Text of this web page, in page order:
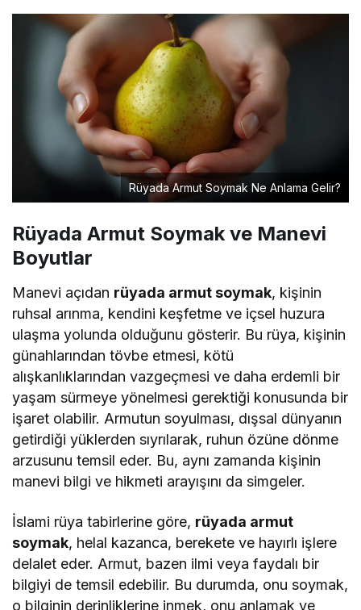
Rüyada Armut Soymak Ne Anlama Gelir?
Rüyada Armut Soymak ve Manevi
Boyutlar
Manevi açıdan rüyada armut soymak, kişinin
ruhsal arınma, kendini keşfetme ve içsel huzura
ulaşma yolunda olduğunu gösterir. Bu rüya, kişinin
günahlarından tövbe etmesi, kötü
alışkanlıklarından vazgeçmesi ve daha erdemli bir
yaşam sürmeye yönelmesi gerektiği konusunda bir
işaret olabilir. Armutun soyulması, dışsal dünyanın
getirdiği yüklerden sıyrılarak, ruhun özüne dönme
arzusunu temsil eder. Bu, aynı zamanda kişinin
manevi bilgi ve hikmeti arayışını da simgeler.
İslami rüya tabirlerine göre, rüyada armut
soymak, helal kazanca, berekete ve hayırlı işlere
delalet eder. Armut, bazen ilmi veya faydalı bir
bilgiyi de temsil edebilir. Bu durumda, onu soymak,
o bilginin derinliklerine inmek, onu anlamak ve